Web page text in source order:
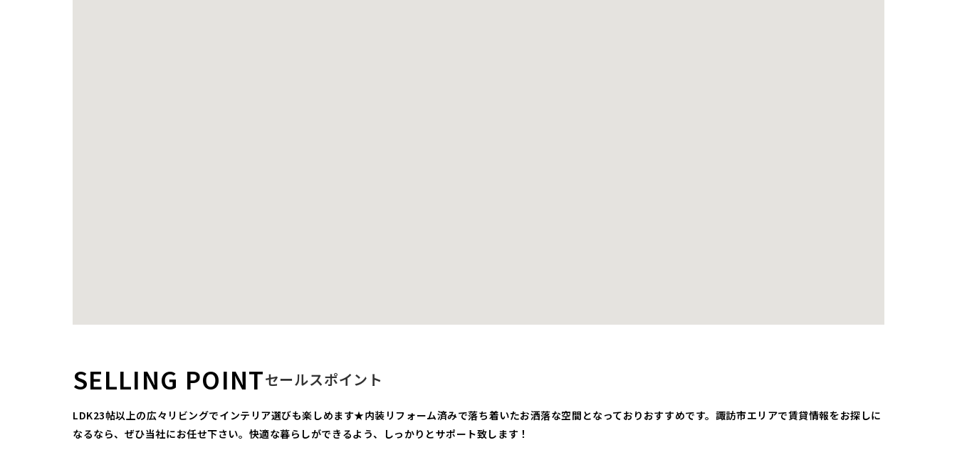
SELLING POINTセールスポイント
LDK23帖以上の広々リビングでインテリア選びも楽しめます★内装リフォーム済みで落ち着いたお洒落な空間となっておりおすすめです。諏訪市エリアで賃貸情報をお探しに
なるなら、ぜひ当社にお任せ下さい。快適な暮らしができるよう、しっかりとサポート致します！